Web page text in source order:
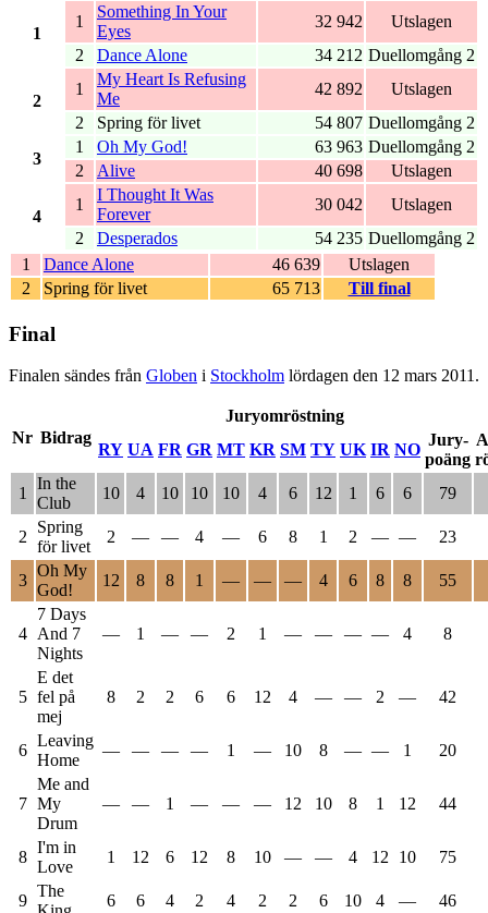
1
1
Something In Your
Eyes
32 942
Utslagen
2
Dance Alone 34 212 Duellomgång 2
2
1
My Heart Is Refusing
Me
42 892
Utslagen
2
Spring för livet 54 807 Duellomgång 2
3
1 Oh My God! 63 963 Duellomgång 2
2
Alive 40 698 Utslagen
4
1
I Thought It Was
Forever
30 042
Utslagen
2
Desperados 54 235 Duellomgång 2
1
Dance Alone 46 639
Utslagen
2
Spring för livet 65 713 Till final
Final
Finalen sändes från Globen i Stockholm lördagen den 12 mars 2011.
Nr Bidrag
Juryomröstning
RY UA FR GR MT KR SM TY UK IR NO
Jury-
poäng
1
In the
Club
10 4 10 10 10 4 6 12 1 6 6 79
2
Spring
för livet
2 — — 4 — 6 8 1 2 — — 23
3
Oh My
God!
12 8 8 1 — — — 4 6 8 8 55
4
7 Days
And 7
Nights
— 1 — — 2 1 — — — — 4 8
5
E det
fel på
mej
8 2 2 6 6 12 4 — — 2 — 42
6
Leaving
Home
— — — — 1 — 10 8 — — 1 20
7
Me and
My
Drum
— — 1 — — — 12 10 8 1 12 44
8
I'm in
Love
1 12 6 12 8 10 — — 4 12 10 75
9
The
6 6 4 2 4 2 2 6 10 4 — 46